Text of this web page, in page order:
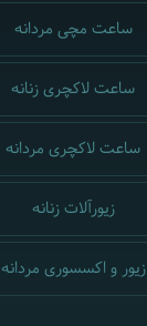
ساعت مچی مردانه
ساعت لاکچری زنانه
ساعت لاکچری مردانه
زیورآلات زنانه
زیور و اکسسوری مردانه